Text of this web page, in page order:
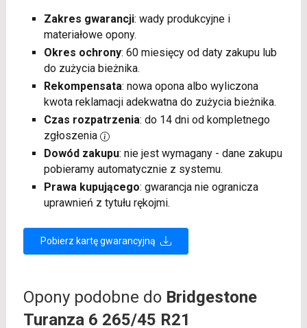
Zakres gwarancji: wady produkcyjne i
materiałowe opony.
Okres ochrony: 60 miesięcy od daty zakupu lub
do zużycia bieżnika.
Rekompensata: nowa opona albo wyliczona
kwota reklamacji adekwatna do zużycia bieżnika.
Czas rozpatrzenia: do 14 dni od kompletnego
zgłoszenia
Dowód zakupu: nie jest wymagany - dane zakupu
pobieramy automatycznie z systemu.
Prawa kupującego: gwarancja nie ogranicza
uprawnień z tytułu rękojmi.
Pobierz kartę gwarancyjną
Opony podobne do Bridgestone
Turanza 6 265/45 R21